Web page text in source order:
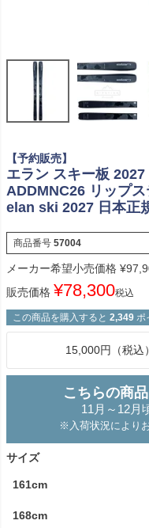
【予約販売】
エラン スキー板
ADDMNC26 リップ
elan ski 2027 日本正
商品番号 57004
メーカー希望小売価格 ¥
販売価格 ¥78,300税込
この商品を購入すると 2,349 ポ
15,000円（税込
こちらの商
11月～12月
※入荷状況により
サイズ
161cm
168cm